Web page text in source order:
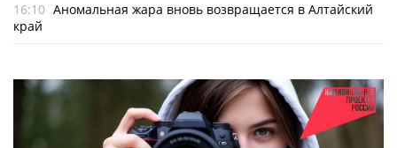
16:10 Аномальная жара вновь возвращается в Алтайский
край